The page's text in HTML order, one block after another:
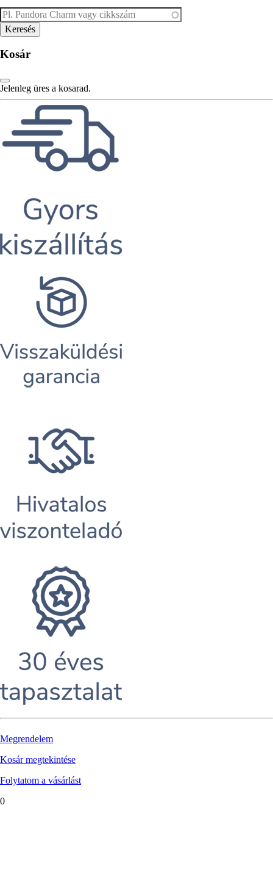
Kosár
Jelenleg üres a kosarad.
Megrendelem
Kosár megtekintése
Folytatom a vásárlást
0